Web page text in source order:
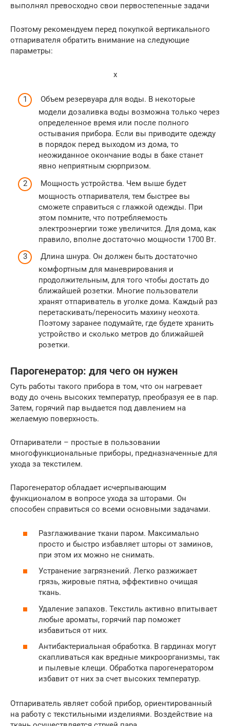
выполнял превосходно свои первостепенные задачи
Поэтому рекомендуем перед покупкой вертикального
отпаривателя обратить внимание на следующие
параметры:
x
Объем резервуара для воды. В некоторые
модели дозаливка воды возможна только через
определенное время или после полного
остывания прибора. Если вы приводите одежду
в порядок перед выходом из дома, то
неожиданное окончание воды в баке станет
явно неприятным сюрпризом.
Мощность устройства. Чем выше будет
мощность отпаривателя, тем быстрее вы
сможете справиться с глажкой одежды. При
этом помните, что потребляемость
электроэнергии тоже увеличится. Для дома, как
правило, вполне достаточно мощности 1700 Вт.
Длина шнура. Он должен быть достаточно
комфортным для маневрирования и
продолжительным, для того чтобы достать до
ближайшей розетки. Многие пользователи
хранят отпариватель в уголке дома. Каждый раз
перетаскивать/переносить махину неохота.
Поэтому заранее подумайте, где будете хранить
устройство и сколько метров до ближайшей
розетки.
Парогенератор: для чего он нужен
Суть работы такого прибора в том, что он нагревает
воду до очень высоких температур, преобразуя ее в пар.
Затем, горячий пар выдается под давлением на
желаемую поверхность.
Отпариватели – простые в пользовании
многофункциональные приборы, предназначенные для
ухода за текстилем.
Парогенератор обладает исчерпывающим
функционалом в вопросе ухода за шторами. Он
способен справиться со всеми основными задачами.
Разглаживание ткани паром. Максимально
просто и быстро избавляет шторы от заминов,
при этом их можно не снимать.
Устранение загрязнений. Легко разжижает
грязь, жировые пятна, эффективно очищая
ткань.
Удаление запахов. Текстиль активно впитывает
любые ароматы, горячий пар поможет
избавиться от них.
Антибактериальная обработка. В гардинах могут
скапливаться как вредные микроорганизмы, так
и пылевые клещи. Обработка парогенератором
избавит от них за счет высоких температур.
Отпариватель являет собой прибор, ориентированный
на работу с текстильными изделиями. Воздействие на